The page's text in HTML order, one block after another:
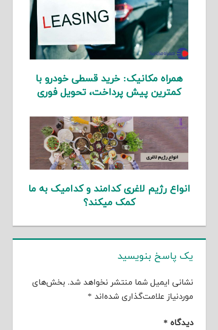
همراه مکانیک: خرید قسطی خودرو با
کمترین پیش پرداخت، تحویل فوری
انواع رژیم لاغری کدامند و کدامیک به ما
کمک میکند؟
یک پاسخ بنویسید
نشانی ایمیل شما منتشر نخواهد شد. بخش‌های
موردنیاز علامت‌گذاری شده‌اند *
دیدگاه *